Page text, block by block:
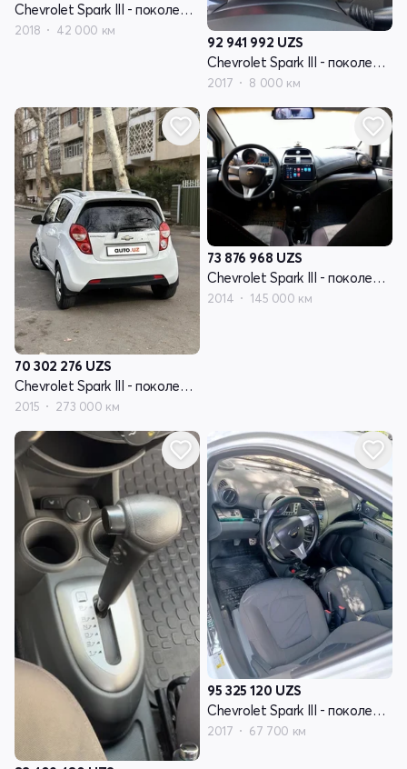
Chevrolet Spark III - поколение
2018 42 000 км
92 941 992 UZS
Chevrolet Spark III - поколение
2017 8 000 км
70 302 276 UZS
Chevrolet Spark III - поколение
2015 273 000 км
73 876 968 UZS
Chevrolet Spark III - поколение
2014 145 000 км
95 325 120 UZS
Chevrolet Spark III - поколение
2017 67 700 км